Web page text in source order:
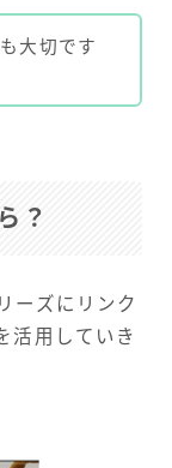
大切です
？
ーズにリンク
活用していき